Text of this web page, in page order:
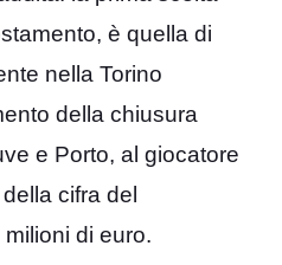
è quella di
nella Torino
della chiusura
e Porto, al giocatore
cifra del
di euro.